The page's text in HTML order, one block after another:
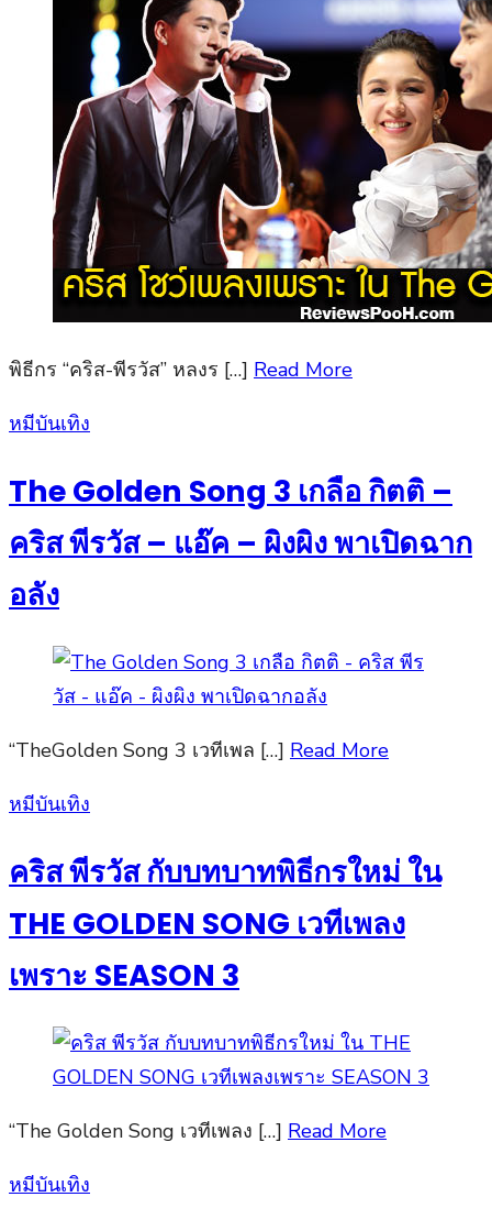
พิธีกร “คริส-พีรวัส” หลงร […] Read More
Posted
หมีบันเทิง
The Golden Song 3 เกลือ กิตติ –
คริส พีรวัส – แอ๊ค – ผิงผิง พาเปิดฉาก
อลัง
“TheGolden Song 3 เวทีเพล […] Read More
Posted
หมีบันเทิง
คริส พีรวัส กับบทบาทพิธีกรใหม่ ใน
THE GOLDEN SONG เวทีเพลง
เพราะ SEASON 3
“The Golden Song เวทีเพลง […] Read More
Posted
หมีบันเทิง